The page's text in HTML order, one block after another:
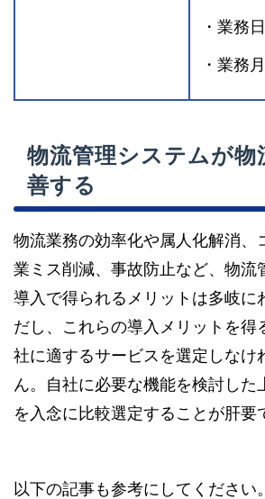
・業務
・業務
物流管理システムが物
善する
物流業務の効率化や属人化解消、
業ミス削減、事故防止など、物流
導入で得られるメリットは多岐に
だし、これらの導入メリットを得
社に適するサービスを選定しなけ
ん。自社に必要な機能を検討した
を入念に比較選定することが肝要
以下の記事も参考にしてください。